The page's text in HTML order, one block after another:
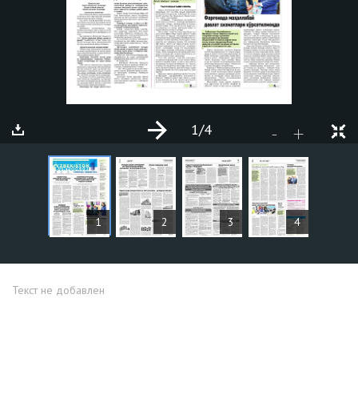
1 2 3 4
- +
1/4
СТАТЬИ
Текст не добавлен